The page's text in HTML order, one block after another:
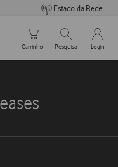
Estado da Rede
Carrinho de compras
Carrinho
Pesquisar
Pesquisa
My
Login